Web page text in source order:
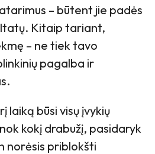
– būtent jie padės
Kitaip tariant,
– ne tiek tavo
pagalba ir
laiką būsi visų įvykių
kokį drabužį, pasidaryk
norėsis priblokšti